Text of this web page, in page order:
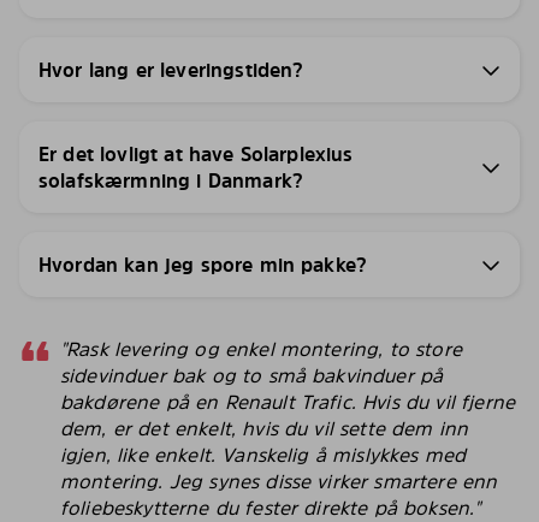
Hvor lang er leveringstiden?
Er det lovligt at have Solarplexius
solafskærmning i Danmark?
Hvordan kan jeg spore min pakke?
"Rask levering og enkel montering, to store
sidevinduer bak og to små bakvinduer på
bakdørene på en Renault Trafic. Hvis du vil fjerne
dem, er det enkelt, hvis du vil sette dem inn
igjen, like enkelt. Vanskelig å mislykkes med
montering. Jeg synes disse virker smartere enn
foliebeskytterne du fester direkte på boksen."